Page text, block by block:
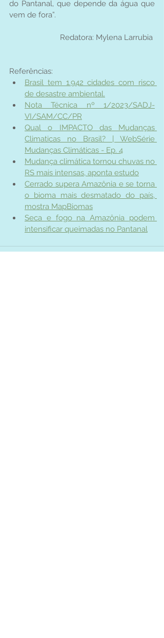
do Pantanal, que depende da água que
vem de fora”.
Redatora: Mylena Larrubia
Referências:
Brasil tem 1.942 cidades com risco
de desastre ambiental.
Nota Técnica nº 1/2023/SADJ-
VI/SAM/CC/PR
Qual o IMPACTO das Mudanças
Climaticas no Brasil? | WebSérie
Mudanças Climáticas - Ep. 4
Mudança climática tornou chuvas no
RS mais intensas, aponta estudo
Cerrado supera Amazônia e se torna
o bioma mais desmatado do país,
mostra MapBiomas
Seca e fogo na Amazônia podem
intensificar queimadas no Pantanal